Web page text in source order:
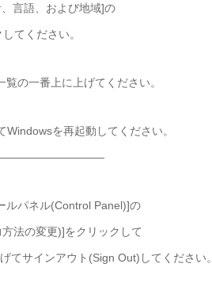
言語、および地域]の
てください。
の一番上に上げてください。
を再起動してください。
ルパネル(Control Panel)]の
法の変更)]をクリックして
てサインアウト(Sign Out)してください。